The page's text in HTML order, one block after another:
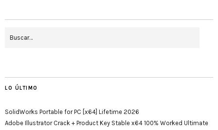
LO ÚLTIMO
SolidWorks Portable for PC [x64] Lifetime 2026
Adobe Illustrator Crack + Product Key Stable x64 100% Worked Ultimate